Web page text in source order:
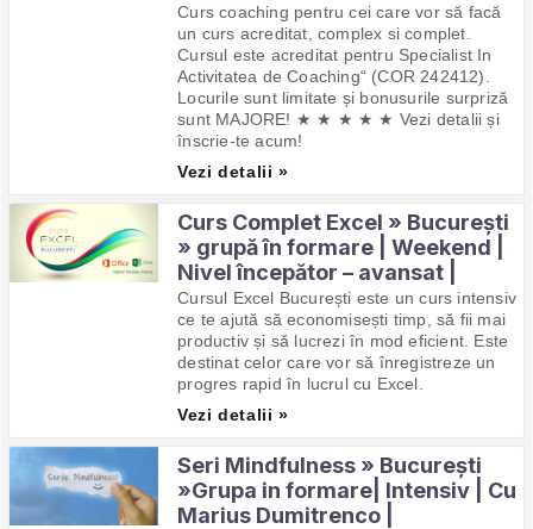
Curs coaching pentru cei care vor să facă
un curs acreditat, complex si complet.
Cursul este acreditat pentru Specialist In
Activitatea de Coaching“ (COR 242412).
Locurile sunt limitate și bonusurile surpriză
sunt MAJORE! ★ ★ ★ ★ ★ Vezi detalii și
înscrie-te acum!
Vezi detalii »
Curs Complet Excel » București
» grupă în formare | Weekend |
Nivel începător – avansat |
Cursul Excel București este un curs intensiv
ce te ajută să economisești timp, să fii mai
productiv și să lucrezi în mod eficient. Este
destinat celor care vor să înregistreze un
progres rapid în lucrul cu Excel.
Vezi detalii »
Seri Mindfulness » București
»Grupa in formare| Intensiv | Cu
Marius Dumitrenco |